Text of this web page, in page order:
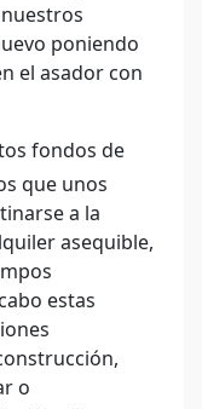
poniendo
el asador con
fondos de
que unos
a la
asequible,
estas
o